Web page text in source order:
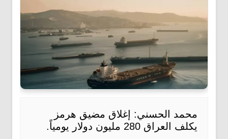
محمد الحسني: إغلاق مضيق هرمز
يكلف العراق 280 مليون دولار يومياً.